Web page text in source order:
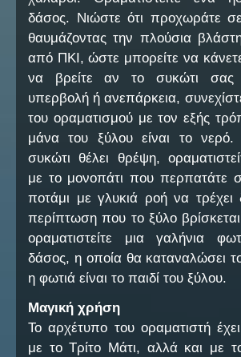
δάσος. Νιώστε ότι προχωράτε
θαυμάζοντας την πλούσια
από ΠΚΙ, ώστε μπορείτε να
να βρείτε αν το συκώτι σας
υπερβολή ή ανεπάρκεια,
του οραματισμού με τον εξής
μάνα του ξύλου είναι το
συκώτι θέλει θρέψη,
με το μονοπάτι που περπατάτε
ποτάμι με γλυκιά ροή να
περίπτωση που το ξύλο
οραματιστείτε μια γαλήνια
δάσος, η οποία θα καταναλώσει
η φωτιά είναι το παιδί του ξύλου.
Μαγική χρήση
Το αρχέτυπο του οραματιστή
με το Τρίτο Μάτι, αλλά και με